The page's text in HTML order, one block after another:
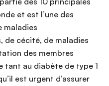
et est l’une des
maladies
de cécité, de maladies
des membres
tant au diabète de type 1
est urgent d’assurer